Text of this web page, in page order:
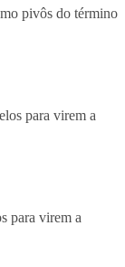
pivôs do término
para virem a